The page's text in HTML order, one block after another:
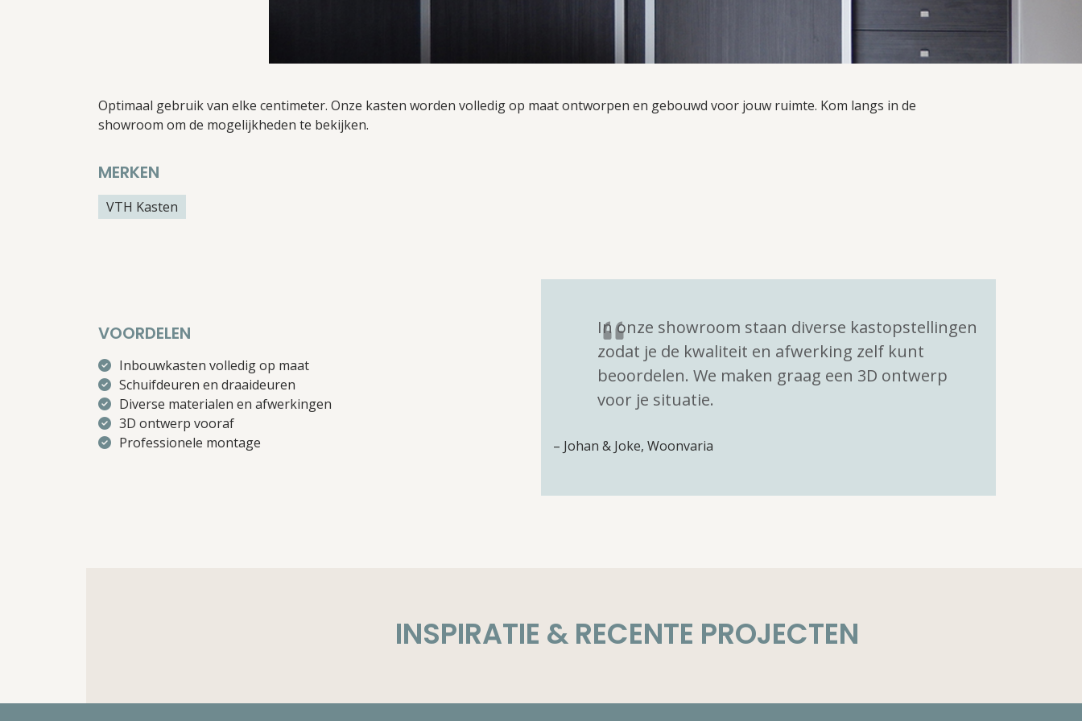
Optimaal gebruik van elke centimeter. Onze kasten worden volledig op maat ontworpen en gebouwd voor jouw ruimte. Kom langs in de
showroom om de mogelijkheden te bekijken.
MERKEN
VTH Kasten
VOORDELEN
Inbouwkasten volledig op maat
Schuifdeuren en draaideuren
Diverse materialen en afwerkingen
3D ontwerp vooraf
Professionele montage
In onze showroom staan diverse kastopstellingen
zodat je de kwaliteit en afwerking zelf kunt
beoordelen. We maken graag een 3D ontwerp
voor je situatie.
– Johan & Joke, Woonvaria
INSPIRATIE & RECENTE PROJECTEN